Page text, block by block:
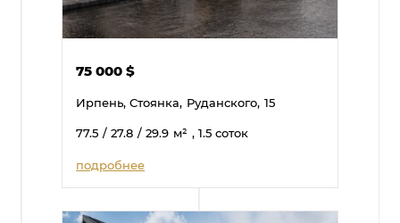
75 000$
Ирпень, Стоянка, Руданского, 15
77.5 / 27.8 / 29.9 м² , 1.5 соток
подробнее